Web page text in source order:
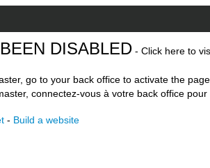
DISABLED - Click here to
go to your back office to activate the
connectez-vous à votre back office
- Build a website